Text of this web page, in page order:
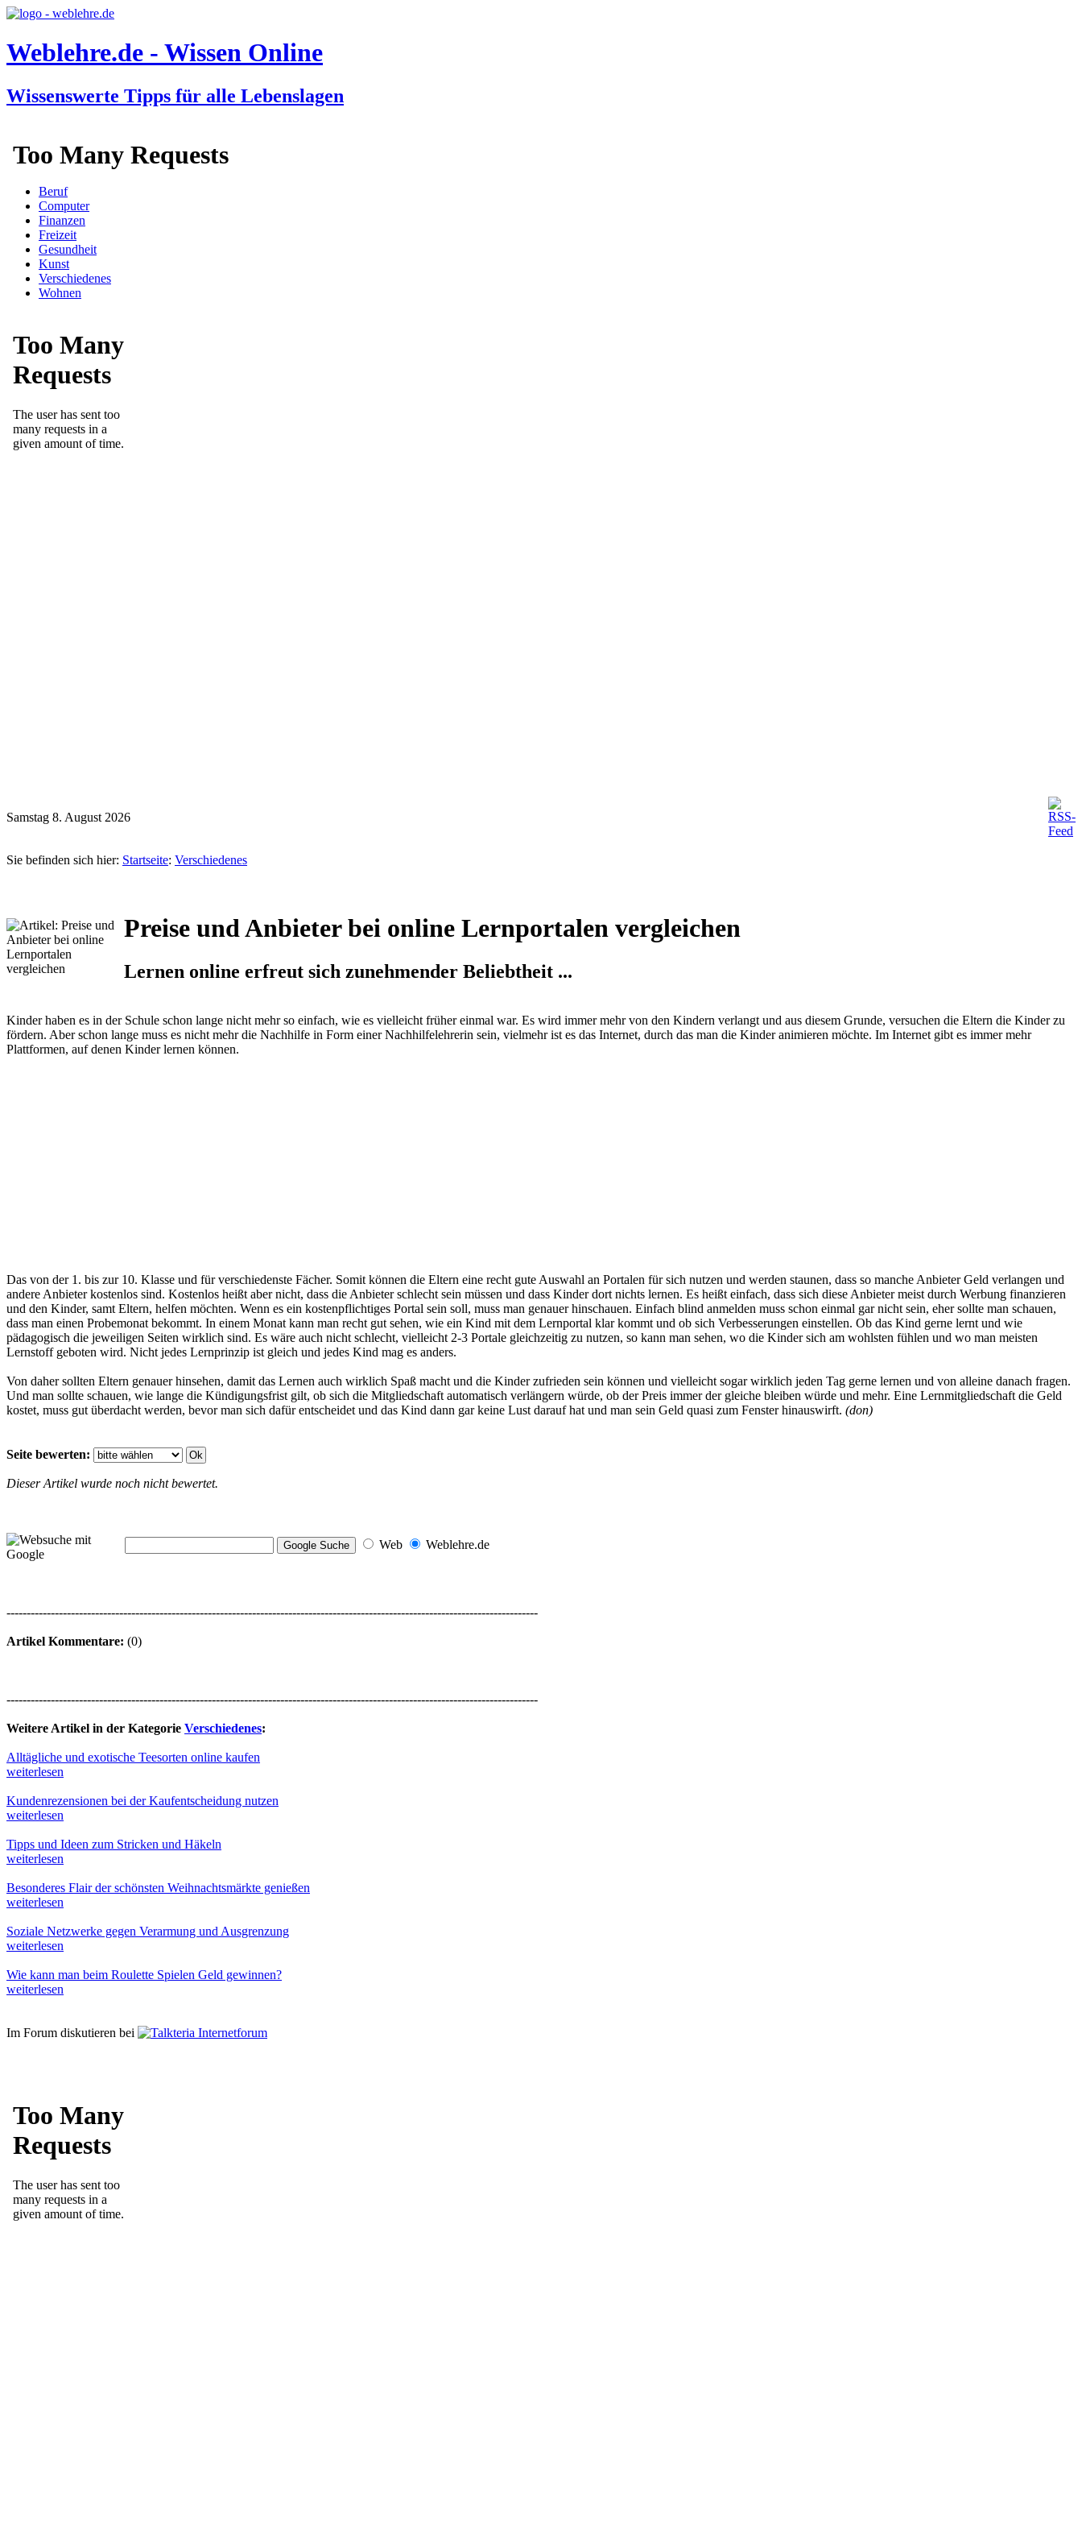
Weblehre.de - Wissen Online
Wissenswerte Tipps für alle Lebenslagen
Beruf
Computer
Finanzen
Freizeit
Gesundheit
Kunst
Verschiedenes
Wohnen
Samstag 8. August 2026
Sie befinden sich hier: Startseite: Verschiedenes
Preise und Anbieter bei online Lernportalen vergleichen
Lernen online erfreut sich zunehmender Beliebtheit ...
Kinder haben es in der Schule schon lange nicht mehr so einfach, wie es vielleicht früher einmal war. Es wird immer mehr von den Kindern verlangt und aus diesem Grunde, versuchen die Eltern die Kinder zu
fördern. Aber schon lange muss es nicht mehr die Nachhilfe in Form einer Nachhilfelehrerin sein, vielmehr ist es das Internet, durch das man die Kinder animieren möchte. Im Internet gibt es immer mehr
Plattformen, auf denen Kinder lernen können.
Das von der 1. bis zur 10. Klasse und für verschiedenste Fächer. Somit können die Eltern eine recht gute Auswahl an Portalen für sich nutzen und werden staunen, dass so manche Anbieter Geld verlangen und
andere Anbieter kostenlos sind. Kostenlos heißt aber nicht, dass die Anbieter schlecht sein müssen und dass Kinder dort nichts lernen. Es heißt einfach, dass sich diese Anbieter meist durch Werbung finanzieren
und den Kinder, samt Eltern, helfen möchten. Wenn es ein kostenpflichtiges Portal sein soll, muss man genauer hinschauen. Einfach blind anmelden muss schon einmal gar nicht sein, eher sollte man schauen,
dass man einen Probemonat bekommt. In einem Monat kann man recht gut sehen, wie ein Kind mit dem Lernportal klar kommt und ob sich Verbesserungen einstellen. Ob das Kind gerne lernt und wie
pädagogisch die jeweiligen Seiten wirklich sind. Es wäre auch nicht schlecht, vielleicht 2-3 Portale gleichzeitig zu nutzen, so kann man sehen, wo die Kinder sich am wohlsten fühlen und wo man meisten
Lernstoff geboten wird. Nicht jedes Lernprinzip ist gleich und jedes Kind mag es anders.
Von daher sollten Eltern genauer hinsehen, damit das Lernen auch wirklich Spaß macht und die Kinder zufrieden sein können und vielleicht sogar wirklich jeden Tag gerne lernen und von alleine danach fragen.
Und man sollte schauen, wie lange die Kündigungsfrist gilt, ob sich die Mitgliedschaft automatisch verlängern würde, ob der Preis immer der gleiche bleiben würde und mehr. Eine Lernmitgliedschaft die Geld
kostet, muss gut überdacht werden, bevor man sich dafür entscheidet und das Kind dann gar keine Lust darauf hat und man sein Geld quasi zum Fenster hinauswirft. (don)
Seite bewerten:
Dieser Artikel wurde noch nicht bewertet.
Web Weblehre.de
------------------------------------------------------------------------------------------------------------------------------------
Artikel Kommentare: (0)
------------------------------------------------------------------------------------------------------------------------------------
Weitere Artikel in der Kategorie Verschiedenes:
Alltägliche und exotische Teesorten online kaufen
weiterlesen
Kundenrezensionen bei der Kaufentscheidung nutzen
weiterlesen
Tipps und Ideen zum Stricken und Häkeln
weiterlesen
Besonderes Flair der schönsten Weihnachtsmärkte genießen
weiterlesen
Soziale Netzwerke gegen Verarmung und Ausgrenzung
weiterlesen
Wie kann man beim Roulette Spielen Geld gewinnen?
weiterlesen
Im Forum diskutieren bei